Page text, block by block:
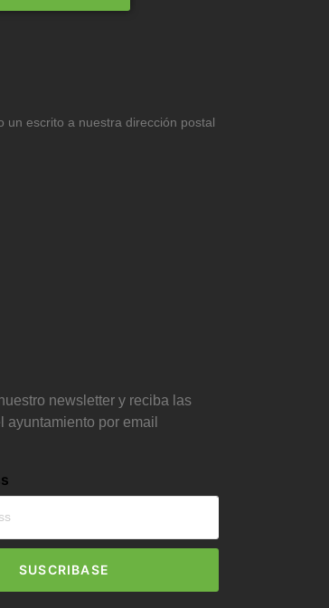
un escrito a nuestra dirección postal
newsletter y reciba las
ayuntamiento por email
SUSCRIBASE